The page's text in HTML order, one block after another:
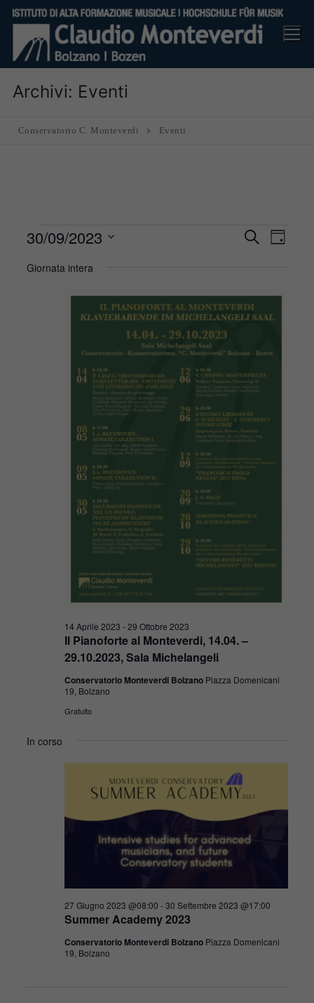
Vai
contenuto
Archivi: Eventi
Conservatorio C. Monteverdi Eventi
Eventi
for
Settembre
Eventi
viste
Cerca
Giorno
30/09/2023
Giornata intera
Il Pianoforte al Monteverdi, 14.04. –
29.10.2023, Sala Michelangeli
14 Aprile 2023 -29 Ottobre 2023
Conservatorio Monteverdi Bolzano Piazza Domenicani
19, Bolzano
Gratuito
In corso
Summer Academy 2023
27 Giugno 2023 @08:00 -30 Settembre 2023 @17:00
Conservatorio Monteverdi Bolzano Piazza Domenicani
19, Bolzano